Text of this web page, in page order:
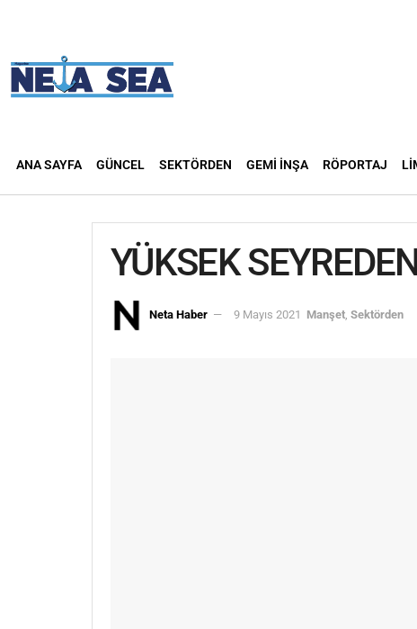
ANA SAYFA GÜNCEL SEKTÖRDEN GEMI İNŞA RÖPORTAJ
YÜKSEK
Neta Haber 9 Mayıs 2021 Manşet Sektörden